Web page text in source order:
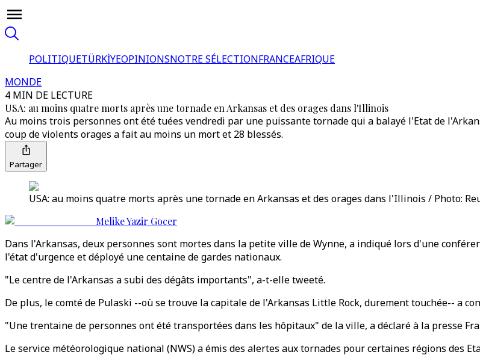
POLITIQUETÜRKİYEOPINIONSNOTRE SÉLECTIONFRANCEAFRIQUE
MONDE
4 MIN DE LECTURE
USA: au moins quatre morts après une tornade en Arkansas et des orages dans l'Illinois
Au moins trois personnes ont été tuées vendredi par une puissante tornade qui a balayé l'Etat de
coup de violents orages a fait au moins un mort et 28 blessés.
Partager
USA: au moins quatre morts après une tornade en Arkansas et des orages dans l'Illinois / Photo:
Melike Yazir Gocer
Dans l'Arkansas, deux personnes sont mortes dans la petite ville de Wynne, a indiqué lors d'une
l'état d'urgence et déployé une centaine de gardes nationaux.
"Le centre de l'Arkansas a subi des dégâts importants", a-t-elle tweeté.
De plus, le comté de Pulaski --où se trouve la capitale de l'Arkansas Little Rock, durement touchée-- a
"Une trentaine de personnes ont été transportées dans les hôpitaux" de la ville, a déclaré à la presse
Le service météorologique national (NWS) a émis des alertes aux tornades pour certaines régions des